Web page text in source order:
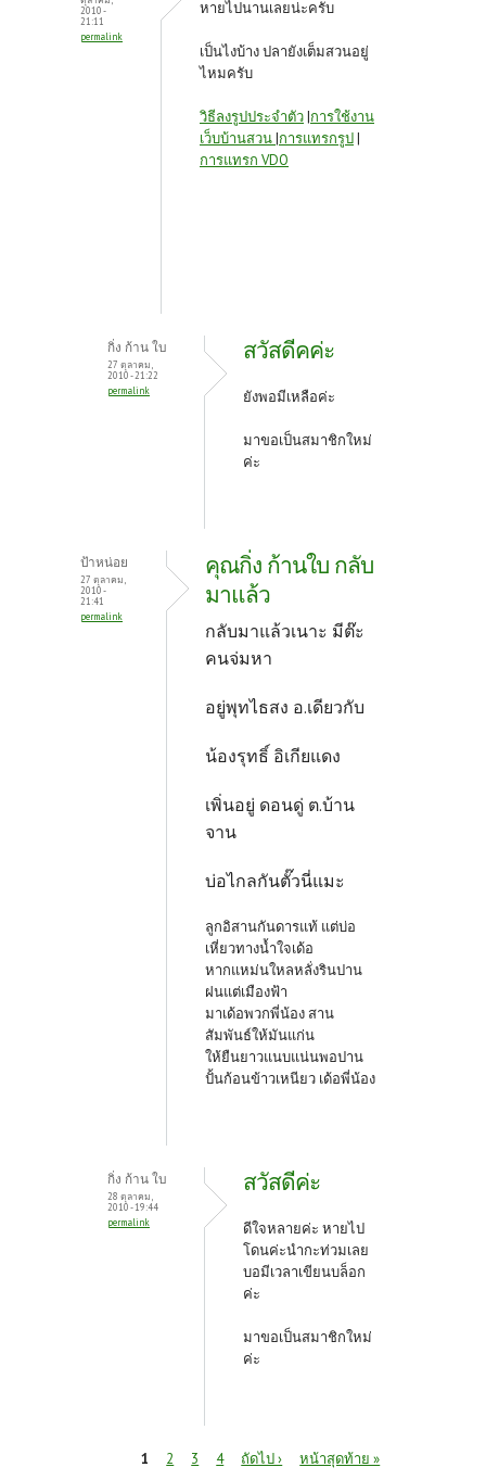
2010 -
21:11
permalink
หายไปนานเลยน่ะครับ
เป็นไงบ้าง ปลายังเต็มสวนอยู่
ไหมครับ
วิธีลงรูปประจำตัว|การใช้งาน
เว็บบ้านสวน|การแทรกรูป|
การแทรก VDO
กิ่ง ก้าน ใบ
27 ตุลาคม,
2010 - 21:22
permalink
สวัสดีคค่ะ
ยังพอมีเหลือค่ะ
มาขอเป็นสมาชิกใหม่
ค่ะ
ป้าหน่อย
27 ตุลาคม,
2010 -
21:41
permalink
คุณกิ่ง ก้านใบ กลับ
มาแล้ว
กลับมาแล้วเนาะ มีต๊ะ
คนจ่มหา
อยู่พุทไธสง อ.เดียวกับ
น้องรุทธิ์ อิเกียแดง
เพิ่นอยู่ ดอนดู่ ต.บ้าน
จาน
บ่อไกลกันตั๊วนี่แมะ
ลูกอิสานกันดารแท้ แต่บ่อ
เหี่ยวทางน้ำใจเด้อ
หากแหม่นใหลหลั่งรินปาน
ฝนแต่เมืองฟ้า
มาเด้อพวกพี่น้อง สาน
สัมพันธ์ให้มันแก่น
ให้ยืนยาวแนบแน่นพอปาน
ปั้นก้อนข้าวเหนียว เด้อพี่น้อง
กิ่ง ก้าน ใบ
28 ตุลาคม,
2010 - 19:44
permalink
สวัสดีค่ะ
ดีใจหลายค่ะ หายไป
โดนค่ะนำกะท่วมเลย
บอมีเวลาเขียนบล็อก
ค่ะ
มาขอเป็นสมาชิกใหม่
ค่ะ
1 2 3 4 ถัดไป › หน้าสุดท้าย »